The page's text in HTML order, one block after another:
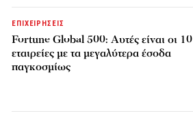
ΕΠΙΧΕΙΡΗΣΕΙΣ
Fortune Global 500: Αυτές είναι οι 10
εταιρείες με τα μεγαλύτερα έσοδα
παγκοσμίως